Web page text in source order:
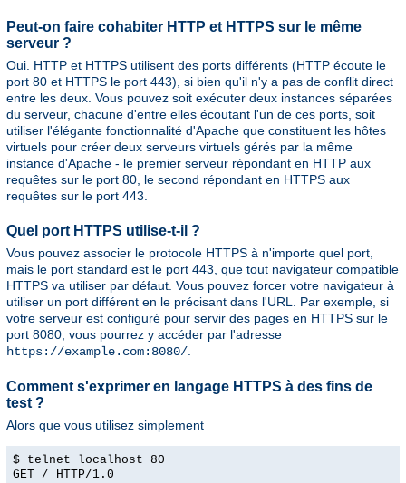
Peut-on faire cohabiter HTTP et HTTPS sur le même
serveur ?
Oui. HTTP et HTTPS utilisent des ports différents (HTTP écoute le
port 80 et HTTPS le port 443), si bien qu'il n'y a pas de conflit direct
entre les deux. Vous pouvez soit exécuter deux instances séparées
du serveur, chacune d'entre elles écoutant l'un de ces ports, soit
utiliser l'élégante fonctionnalité d'Apache que constituent les hôtes
virtuels pour créer deux serveurs virtuels gérés par la même
instance d'Apache - le premier serveur répondant en HTTP aux
requêtes sur le port 80, le second répondant en HTTPS aux
requêtes sur le port 443.
Quel port HTTPS utilise-t-il ?
Vous pouvez associer le protocole HTTPS à n'importe quel port,
mais le port standard est le port 443, que tout navigateur compatible
HTTPS va utiliser par défaut. Vous pouvez forcer votre navigateur à
utiliser un port différent en le précisant dans l'URL. Par exemple, si
votre serveur est configuré pour servir des pages en HTTPS sur le
port 8080, vous pourrez y accéder par l'adresse
https://example.com:8080/
Comment s'exprimer en langage HTTPS à des fins de
test ?
Alors que vous utilisez simplement
$ telnet localhost 80
GET / HTTP/1.0